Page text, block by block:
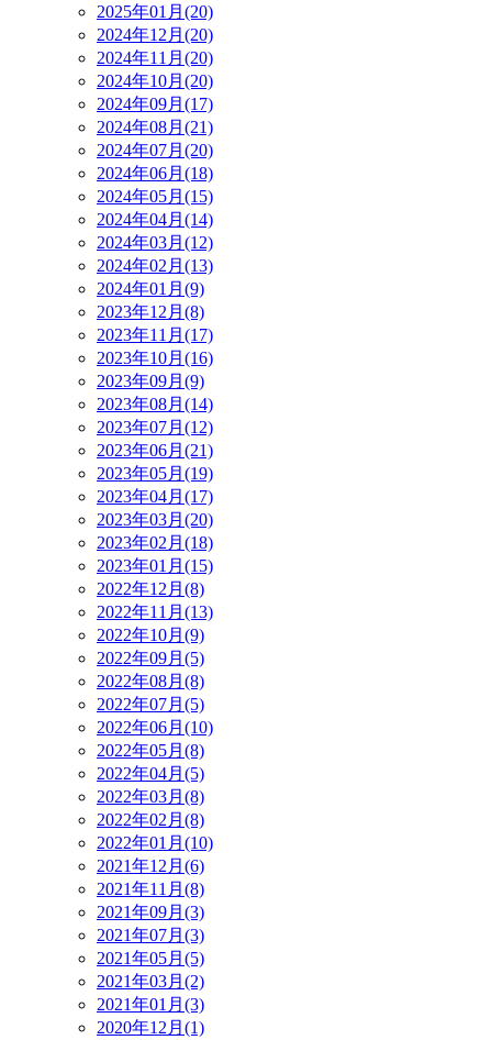
2025年01月(20)
2024年12月(20)
2024年11月(20)
2024年10月(20)
2024年09月(17)
2024年08月(21)
2024年07月(20)
2024年06月(18)
2024年05月(15)
2024年04月(14)
2024年03月(12)
2024年02月(13)
2024年01月(9)
2023年12月(8)
2023年11月(17)
2023年10月(16)
2023年09月(9)
2023年08月(14)
2023年07月(12)
2023年06月(21)
2023年05月(19)
2023年04月(17)
2023年03月(20)
2023年02月(18)
2023年01月(15)
2022年12月(8)
2022年11月(13)
2022年10月(9)
2022年09月(5)
2022年08月(8)
2022年07月(5)
2022年06月(10)
2022年05月(8)
2022年04月(5)
2022年03月(8)
2022年02月(8)
2022年01月(10)
2021年12月(6)
2021年11月(8)
2021年09月(3)
2021年07月(3)
2021年05月(5)
2021年03月(2)
2021年01月(3)
2020年12月(1)